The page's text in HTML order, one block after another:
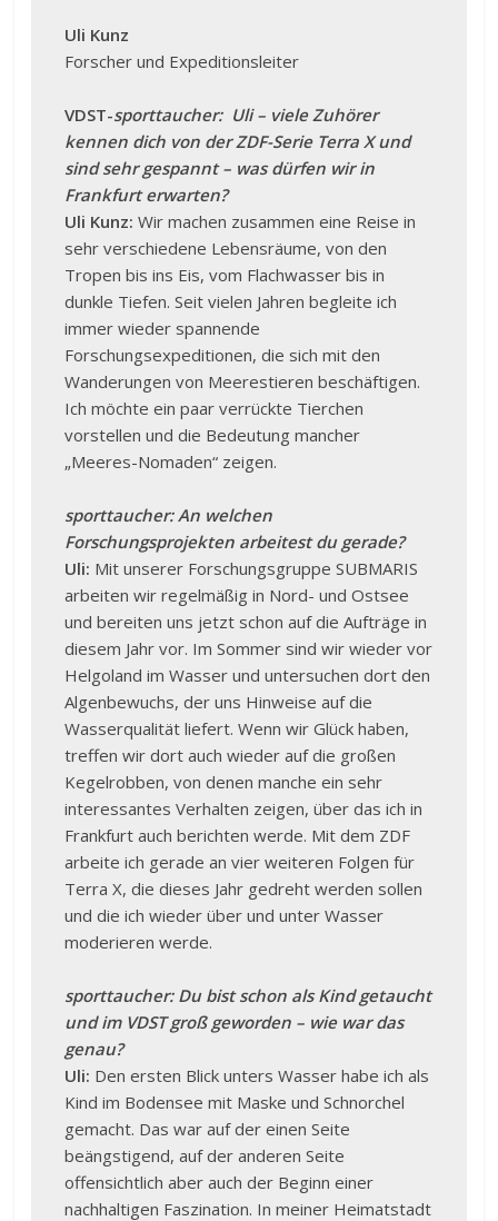
Uli Kunz
Forscher und Expeditionsleiter
VDST-sporttaucher: Uli – viele Zuhörer
kennen dich von der ZDF-Serie Terra X und
sind sehr gespannt – was dürfen wir in
Frankfurt erwarten?
Uli Kunz:Wir machen zusammen eine Reise in
sehr verschiedene Lebensräume, von den
Tropen bis ins Eis, vom Flachwasser bis in
dunkle Tiefen. Seit vielen Jahren begleite ich
immer wieder spannende
Forschungsexpeditionen, die sich mit den
Wanderungen von Meerestieren beschäftigen.
Ich möchte ein paar verrückte Tierchen
vorstellen und die Bedeutung mancher
„Meeres-Nomaden“ zeigen.
sporttaucher: An welchen
Forschungsprojekten arbeitest du gerade?
Uli: Mit unserer Forschungsgruppe SUBMARIS
arbeiten wir regelmäßig in Nord- und Ostsee
und bereiten uns jetzt schon auf die Aufträge in
diesem Jahr vor. Im Sommer sind wir wieder vor
Helgoland im Wasser und untersuchen dort den
Algenbewuchs, der uns Hinweise auf die
Wasserqualität liefert. Wenn wir Glück haben,
treffen wir dort auch wieder auf die großen
Kegelrobben, von denen manche ein sehr
interessantes Verhalten zeigen, über das ich in
Frankfurt auch berichten werde. Mit dem ZDF
arbeite ich gerade an vier weiteren Folgen für
Terra X, die dieses Jahr gedreht werden sollen
und die ich wieder über und unter Wasser
moderieren werde.
sporttaucher: Du bist schon als Kind getaucht
und im VDST groß geworden – wie war das
genau?
Uli: Den ersten Blick unters Wasser habe ich als
Kind im Bodensee mit Maske und Schnorchel
gemacht. Das war auf der einen Seite
beängstigend, auf der anderen Seite
offensichtlich aber auch der Beginn einer
nachhaltigen Faszination. In meiner Heimatstadt